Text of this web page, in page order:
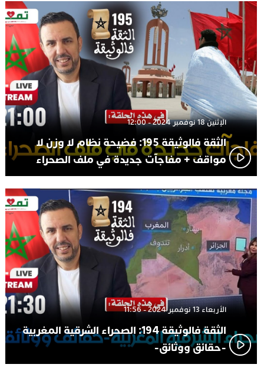
الإثنين 18 نوفمبر 2024 - 12:00
الثقة فالوثيقة 195: فضيحة نظام لا وزن لا
مواقف + مفاجآت جديدة في ملف الصحراء
الأربعاء 13 نوفمبر 2024 - 11:56
الثقة فالوثيقة 194: الصحراء الشرقية المغربية
-حقائق ووثائق-